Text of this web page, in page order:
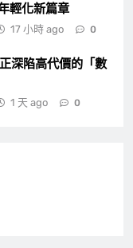
輕化新篇章
17 小時 ago 0
深陷高代價的「數
1 天 ago 0